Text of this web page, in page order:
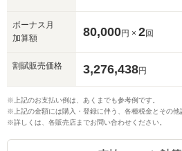
ボーナス月
加算額
80,000円 × 2回
割賦販売価格 3,276,438円
※上記のお支払い例は、あくまでも参考例です。
※上記の金額には購入・登録に伴う、各種税金とその他
※詳しくは、各販売店までお問い合わせください。